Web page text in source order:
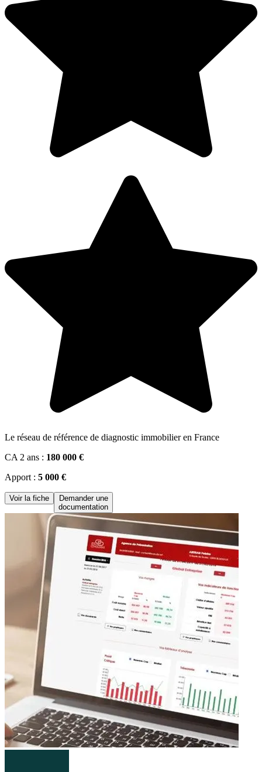
Le réseau de référence de diagnostic immobilier en France
CA 2 ans : 180 000 €
Apport : 5 000 €
Voir la fiche
Demander une
documentation